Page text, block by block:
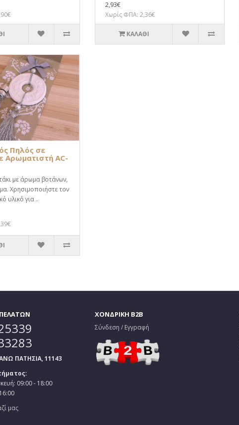
2,93€
Χωρίς ΦΠΑ: 2,36€
ΚΑΛΆΘΙ
Πηλός σε
Αρωματιστή AC-
με άρωμα βοτάνων,
Χρησιμοποιήστε τον
υλικό για ..
ΠΑΤΗΣΙΑ, 11143
09:00 - 18:00
μας
ΧΟΝΔΡΙΚΗ B2B
Σύνδεση / Εγγραφή